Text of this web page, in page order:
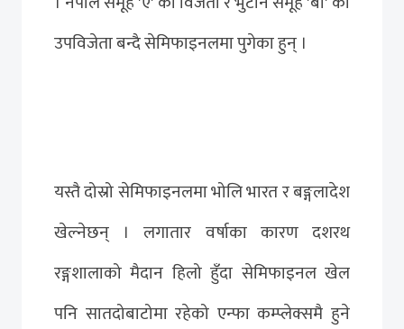
उपविजेता बन्दै सेमिफाइनलमा पुगेका हुन् ।
यस्तै दोस्रो सेमिफाइनलमा भोलि भारत र बङ्गलादेश
खेल्नेछन् । लगातार वर्षाका कारण दशरथ
रङ्गशालाको मैदान हिलो हुँदा सेमिफाइनल खेल
पनि सातदोबाटोमा रहेको एन्फा कम्प्लेक्समै हुने